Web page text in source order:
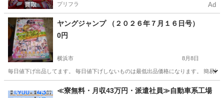
プリフラ Ad
ヤングジャンプ （２０２６年７月１６日号）
0円
横浜市 8月8日
毎日値下げ出品してます。 毎日値下げしないものは最低出品価格になります。 簡易
マンガ、コミック、アニメ 状態
≪寮無料・月収43万円・派遣社員≫自動車系工場